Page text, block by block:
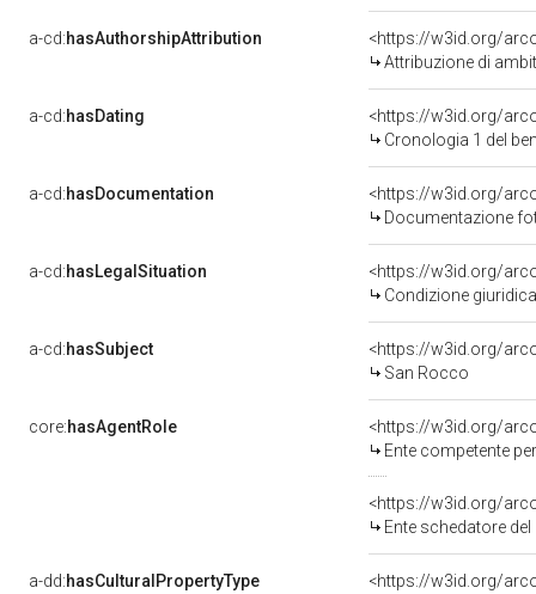
a-cd:hasAuthorshipAttribution
<https://w3id.org/
Attribuzione di
a-cd:hasDating
<https://w3id.org/
Cronologia 1 del
a-cd:hasDocumentation
Documentazione
a-cd:hasLegalSituation
Condizione
a-cd:hasSubject
<https://w3id.org/
San Rocco
core:hasAgentRole
<https://w3id.org/
Ente competente per
<https://w3id.org/
Ente schedatore del
a-dd:hasCulturalPropertyType
<https://w3id.org/